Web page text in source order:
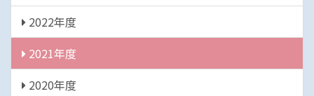
2022年度
2021年度
2020年度